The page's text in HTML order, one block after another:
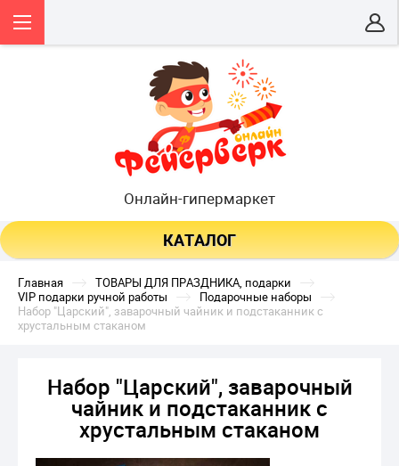
Онлайн-гипермаркет
КАТАЛОГ
Главная
ТОВАРЫ ДЛЯ ПРАЗДНИКА, подарки
VIP подарки ручной работы
Подарочные наборы
Набор "Царский", заварочный чайник и подстаканник с
хрустальным стаканом
Набор "Царский", заварочный
чайник и подстаканник с
хрустальным стаканом